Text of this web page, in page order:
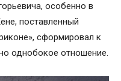
особенно в
поставленный
сформировал к
однобокое отношение.